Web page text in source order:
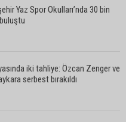
Yaz Spor Okulları’nda 30 bin
iki tahliye: Özcan Zenger ve
serbest bırakıldı